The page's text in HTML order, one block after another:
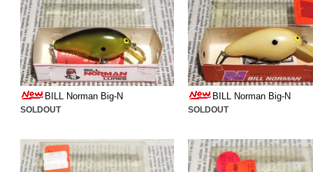
BILL Norman Big-N
SOLDOUT
BILL Norman Big-N
SOLDOUT